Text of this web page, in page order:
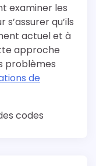
examiner les
qu’ils
actuel et à
approche
problèmes
de
codes